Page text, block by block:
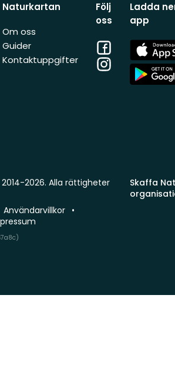
Naturkartan
Om oss
Guider
Kontaktuppgifter
Följ
oss
Facebook
Instagram
Ladda
app
App
Store
App
Store
Skaffa
2026. Alla rättigheter
Användarvillkor